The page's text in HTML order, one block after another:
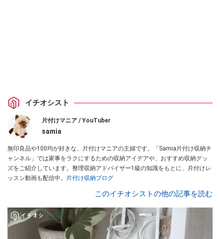
イチオシスト
片付けマニア / YouTuber
samia
無印良品や100均が好きな、片付けマニアの主婦です。「Samia片付け収納チ
ャンネル」では家事をラクにするための収納アイデアや、おすすめ収納グッ
ズをご紹介しています。整理収納アドバイザー1級の知識をもとに、片付けレ
ッスン動画も配信中。
片付け収納ブログ
このイチオシストの他の記事を読む